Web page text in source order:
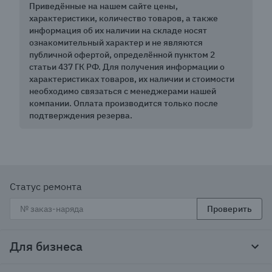
Приведённые на нашем сайте цены,
характеристики, количество товаров, а также
информация об их наличии на складе носят
ознакомительный характер и не являются
публичной офертой, определённой пунктом 2
статьи 437 ГК РФ. Для получения информации о
характеристиках товаров, их наличии и стоимости
необходимо связаться с менеджерами нашей
компании. Оплата производится только после
подтверждения резерва.
Статус ремонта
Проверить
Для бизнеса